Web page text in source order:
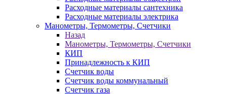
Расходные материалы сантехника
Расходные материалы электрика
Манометры, Термометры, Счетчики
Назад
Манометры, Термометры, Счетчики
КИП
Принадлежность к КИП
Счетчик воды
Счетчик воды коммунальный
Счетчик газа